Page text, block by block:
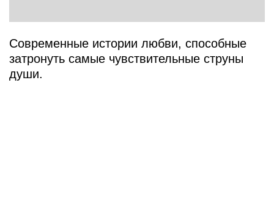
Современные истории любви, способные
затронуть самые чувствительные струны
души.